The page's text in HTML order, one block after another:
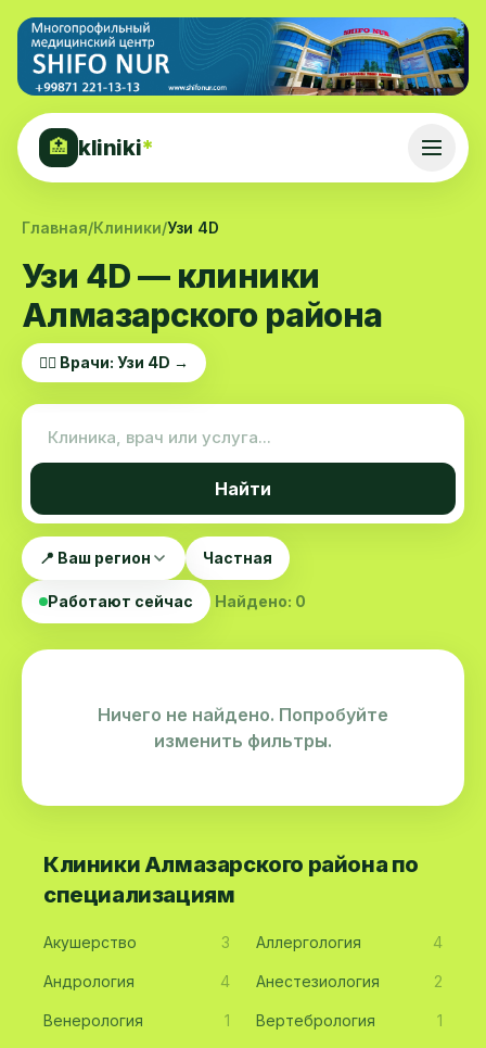
🏥 kliniki*
Главная/Клиники/Узи 4D
Узи 4D — клиники
Алмазарского района
👨‍⚕️ Врачи: Узи 4D →
Найти
📍 Ваш регион Частная
Работают сейчас Найдено: 0
Ничего не найдено. Попробуйте
изменить фильтры.
Клиники Алмазарского района по
специализациям
Акушерство 3 Аллергология 4
Андрология 4 Анестезиология 2
Венерология 1 Вертебрология 1